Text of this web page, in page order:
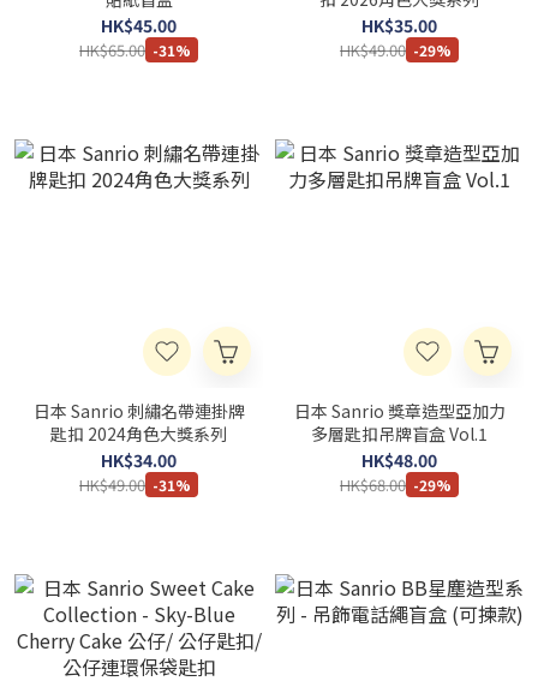
HK$45.00
HK$65.00 -31%
HK$35.00
HK$49.00 -29%
日本 Sanrio 刺繡名帶連掛牌
匙扣 2024角色大獎系列
HK$34.00
HK$49.00 -31%
日本 Sanrio 獎章造型亞加力
多層匙扣吊牌盲盒 Vol.1
HK$48.00
HK$68.00 -29%